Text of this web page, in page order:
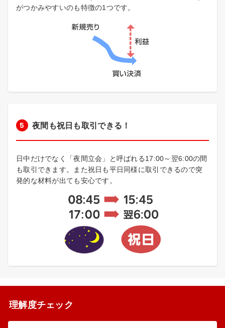
がつかみやすいのも特徴の1つです。
夜間も祝日も取引できる！
日中だけでなく「夜間立会」と呼ばれる17:00～翌6:00の間
も取引できます。また祝日も平日同様に取引できるので突
発的な材料が出ても安心です。
理解度チェック